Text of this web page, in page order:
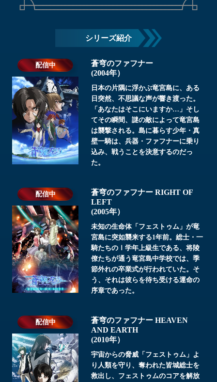
シリーズ紹介
配信中
蒼穹のファフナー
(2004年）
日本の片隅に浮かぶ竜宮島に、ある
日突然、不思議な声が響き渡った。
「あなたはそこにいますか…」そし
てその瞬間、謎の敵によって竜宮島
は襲撃される。島に暮らす少年・真
壁一騎は、兵器・ファフナーに乗り
込み、戦うことを決意するのだっ
た。
配信中
蒼穹のファフナー RIGHT OF
LEFT
(2005年）
未知の生命体「フェストゥム」が竜
宮島に突如襲来する1年前。総士・一
騎たちのⅠ学年上級生である、将陵
僚たちが通う竜宮島中学校では、季
節外れの卒業式が行われていた。そ
う、それは彼らを待ち受ける運命の
序章であった。
配信中
蒼穹のファフナー HEAVEN
AND EARTH
(2010年）
宇宙からの脅威「フェストゥム」よ
り人類を守り、奪われた皆城総士を
救出し、フェストゥムのコアを解放